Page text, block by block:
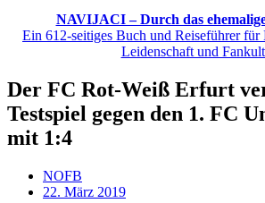
NAVIJACI – Durch das
Ein 612-seitiges Buch und Reiseführer
Leidenschaft und
Der FC Rot-Weiß Erfurt
Testspiel gegen den 1. FC
mit 1:4
NOFB
22. März 2019